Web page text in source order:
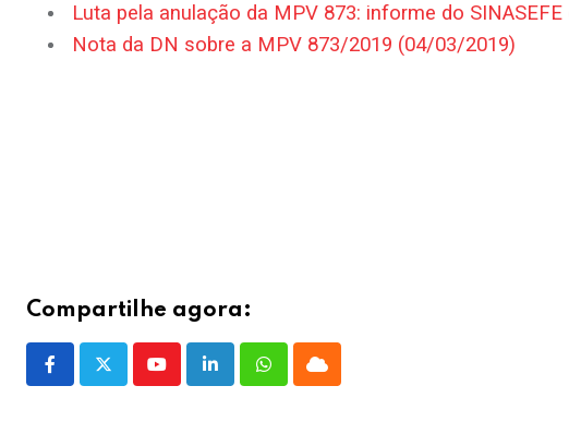
Luta pela anulação da MPV 873: informe do
Nota da DN sobre a MPV 873/2019 (04/03/2019)
Compartilhe agora:
YoutubeLinkedInWhatsappCloud